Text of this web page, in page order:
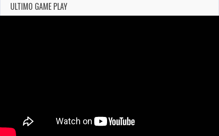
ULTIMO GAME PLAY